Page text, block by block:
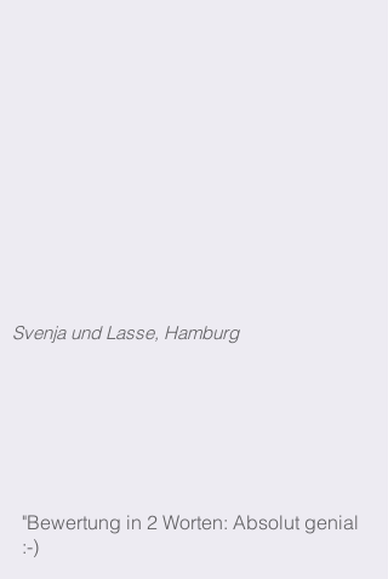
Svenja und Lasse, Hamburg
"Bewertung in 2 Worten: Absolut genial
:-)